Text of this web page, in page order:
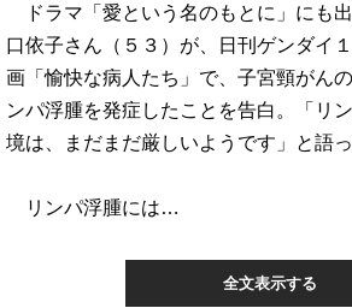
ドラマ「愛という名のもとに」にも
口依子さん（５３）が、日刊ゲンダイ
画「愉快な病人たち」で、子宮頸がん
ンパ浮腫を発症したことを告白。「リ
境は、まだまだ厳しいようです」と語っ
リンパ浮腫には…
全文表示する